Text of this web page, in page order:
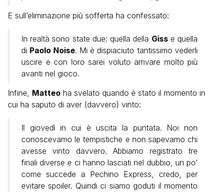
E sull’eliminazione più sofferta ha confessato:
In realtà sono state due: quella della Gisse quella
di Paolo Noise. Mi è dispiaciuto tantissimo vederli
uscire e con loro sarei voluto arrivare molto più
avanti nel gioco.
Infine, Matteo ha svelato quando è stato il momento in
cui ha saputo di aver (davvero) vinto:
Il giovedì in cui è uscita la puntata. Noi non
conoscevamo le tempistiche e non sapevamo chi
avesse vinto davvero. Abbiamo registrato tre
finali diverse e ci hanno lasciati nel dubbio, un po’
come succede a Pechino Express, credo, per
evitare spoiler. Quindi ci siamo goduti il momento